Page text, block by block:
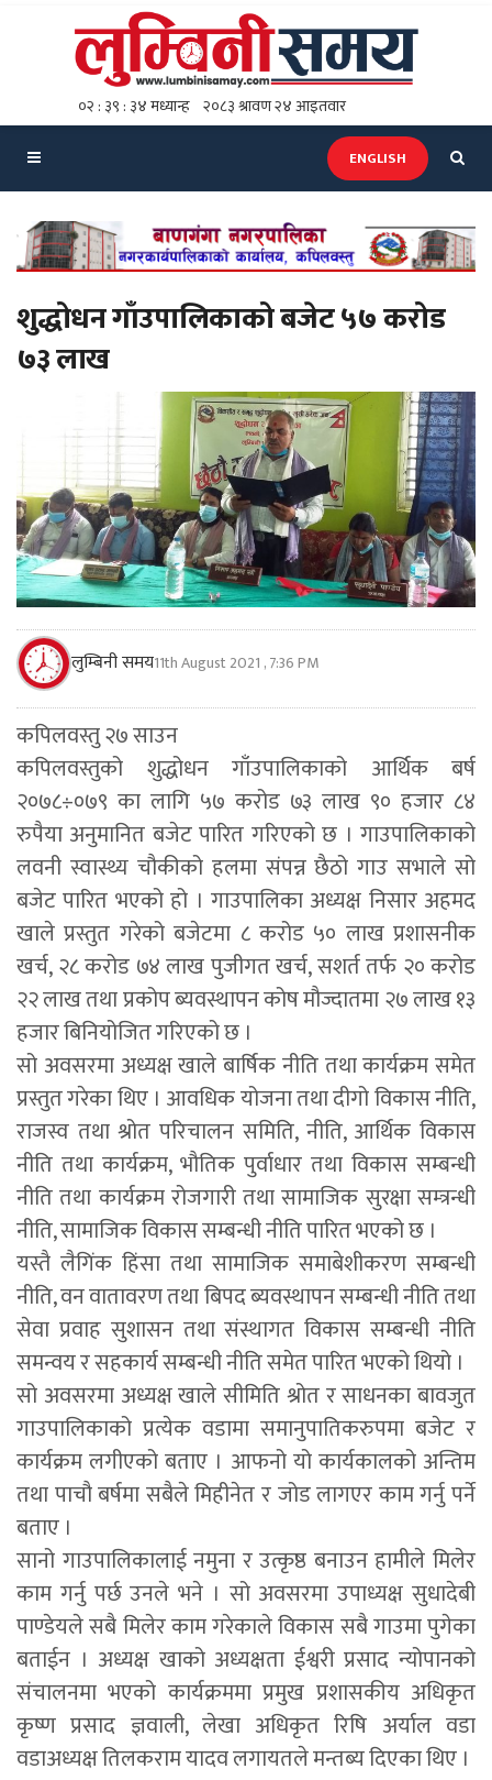
ENGLISH
शुद्धोधन गाँउपालिकाको बजेट ५७ करोड
७३ लाख
लुम्बिनी समय11th August 2021 , 7:36 PM
कपिलवस्तु २७ साउन
कपिलवस्तुको शुद्धोधन गाँउपालिकाको आर्थिक बर्ष
२०७८÷०७९ का लागि ५७ करोड ७३ लाख ९० हजार ८४
रुपैया अनुमानित बजेट पारित गरिएको छ । गाउपालिकाको
लवनी स्वास्थ्य चौकीको हलमा संपन्न छैठो गाउ सभाले सो
बजेट पारित भएको हो । गाउपालिका अध्यक्ष निसार अहमद
खाले प्रस्तुत गरेको बजेटमा ८ करोड ५० लाख प्रशासनीक
खर्च, २८ करोड ७४ लाख पुजीगत खर्च, सशर्त तर्फ २० करोड
२२ लाख तथा प्रकोप ब्यवस्थापन कोष मौज्दातमा २७ लाख १३
हजार बिनियोजित गरिएको छ ।
सो अवसरमा अध्यक्ष खाले बार्षिक नीति तथा कार्यक्रम समेत
प्रस्तुत गरेका थिए । आवधिक योजना तथा दीगो विकास नीति,
राजस्व तथा श्रोत परिचालन समिति, नीति, आर्थिक विकास
नीति तथा कार्यक्रम, भौतिक पुर्वाधार तथा विकास सम्बन्धी
नीति तथा कार्यक्रम रोजगारी तथा सामाजिक सुरक्षा सम्त्रन्धी
नीति, सामाजिक विकास सम्बन्धी नीति पारित भएको छ ।
यस्तै लैगिंक हिंसा तथा सामाजिक समाबेशीकरण सम्बन्धी
नीति, वन वातावरण तथा बिपद ब्यवस्थापन सम्बन्धी नीति तथा
सेवा प्रवाह सुशासन तथा संस्थागत विकास सम्बन्धी नीति
समन्वय र सहकार्य सम्बन्धी नीति समेत पारित भएको थियो ।
सो अवसरमा अध्यक्ष खाले सीमिति श्रोत र साधनका बावजुत
गाउपालिकाको प्रत्येक वडामा समानुपातिकरुपमा बजेट र
कार्यक्रम लगीएको बताए । आफनो यो कार्यकालको अन्तिम
तथा पाचौ बर्षमा सबैले मिहीनेत र जोड लागएर काम गर्नु पर्ने
बताए ।
सानो गाउपालिकालाई नमुना र उत्कृष्ठ बनाउन हामीले मिलेर
काम गर्नु पर्छ उनले भने । सो अवसरमा उपाध्यक्ष सुधादेबी
पाण्डेयले सबै मिलेर काम गरेकाले विकास सबै गाउमा पुगेका
बताईन । अध्यक्ष खाको अध्यक्षता ईश्वरी प्रसाद न्योपानको
संचालनमा भएको कार्यक्रममा प्रमुख प्रशासकीय अधिकृत
कृष्ण प्रसाद ज्ञवाली, लेखा अधिकृत रिषि अर्याल वडा
वडाअध्यक्ष तिलकराम यादव लगायतले मन्तब्य दिएका थिए ।